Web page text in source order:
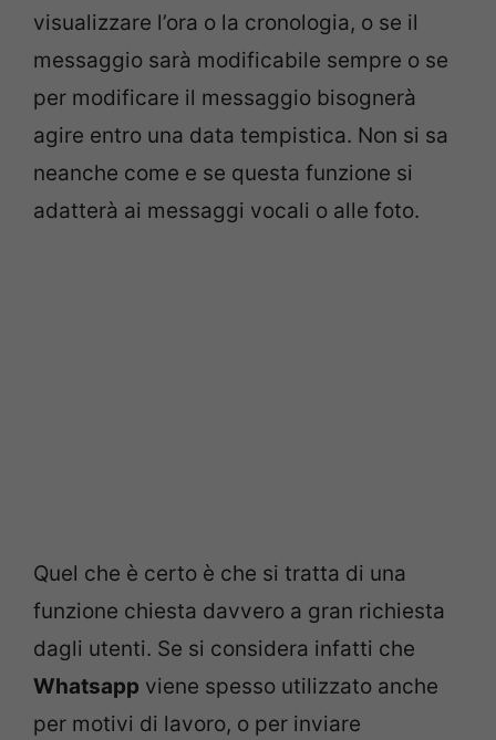
visualizzare l’ora o la cronologia, o se il
messaggio sarà modificabile sempre o se
per modificare il messaggio bisognerà
agire entro una data tempistica. Non si sa
neanche come e se questa funzione si
adatterà ai messaggi vocali o alle foto.
Quel che è certo è che si tratta di una
funzione chiesta davvero a gran richiesta
dagli utenti. Se si considera infatti che
Whatsapp viene spesso utilizzato anche
per motivi di lavoro, o per inviare